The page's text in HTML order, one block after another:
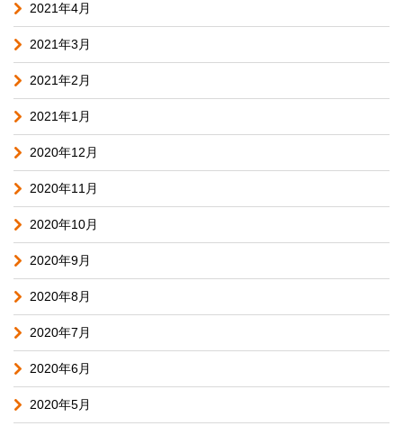
2021年4月
2021年3月
2021年2月
2021年1月
2020年12月
2020年11月
2020年10月
2020年9月
2020年8月
2020年7月
2020年6月
2020年5月